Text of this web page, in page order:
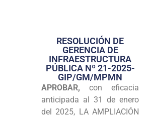
Transparencia
Seguridad
Programas
Intranet
RESOLUCIÓN DE
GERENCIA DE
INFRAESTRUCTURA
PÚBLICA Nº 21-2025-
GIP/GM/MPMN
APROBAR, con eficacia
anticipada al 31 de enero
del 2025, LA AMPLIACIÓN